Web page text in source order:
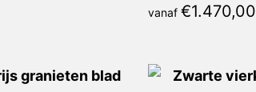
vanaf €1.470,00